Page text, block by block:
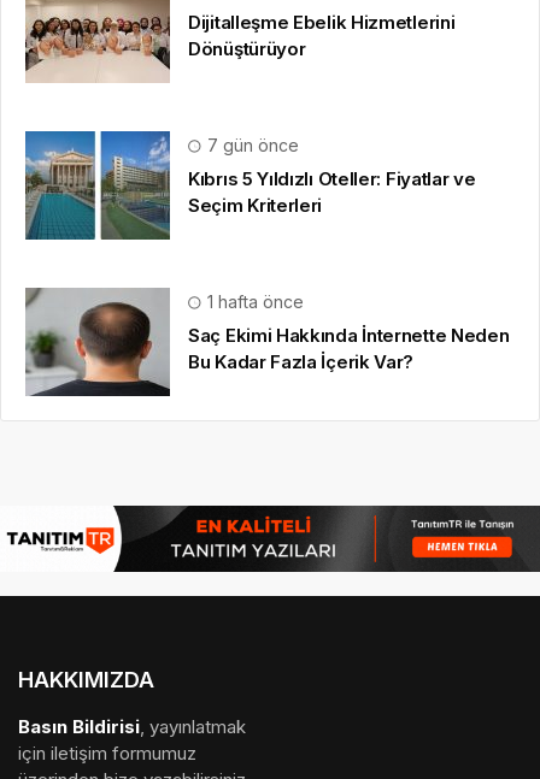
Dijitalleşme Ebelik Hizmetlerini
Dönüştürüyor
7 gün önce
Kıbrıs 5 Yıldızlı Oteller: Fiyatlar ve
Seçim Kriterleri
1 hafta önce
Saç Ekimi Hakkında İnternette Neden
Bu Kadar Fazla İçerik Var?
HAKKIMIZDA
Basın Bildirisi, yayınlatmak
için iletişim formumuz